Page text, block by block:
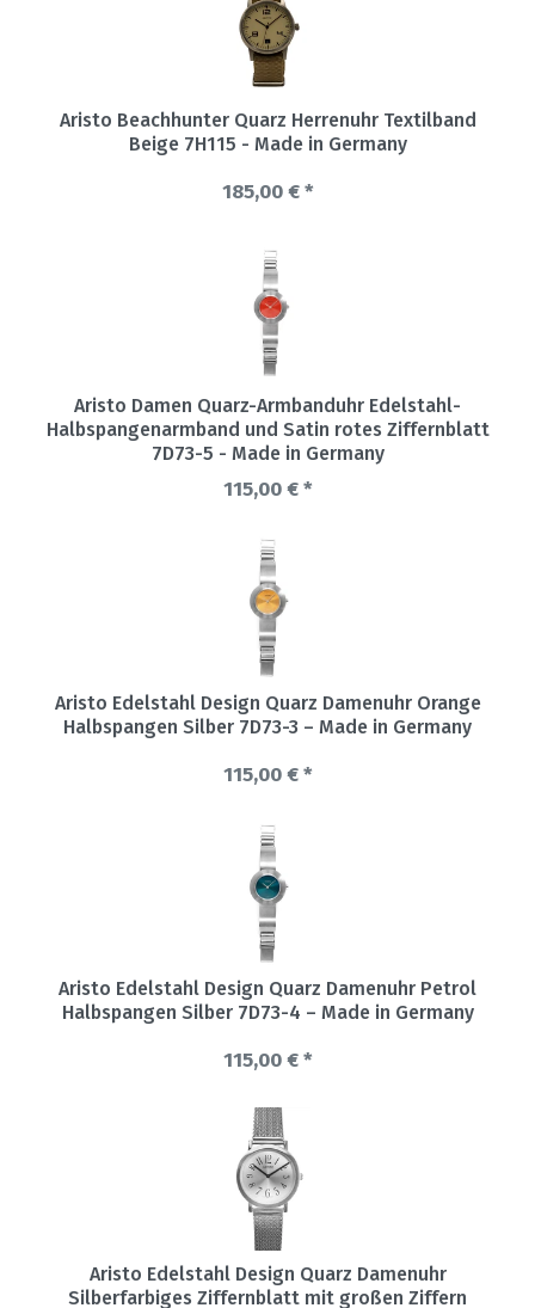
Aristo Beachhunter Quarz Herrenuhr Textilband
Beige 7H115 - Made in Germany
185,00 € *
Aristo Damen Quarz-Armbanduhr Edelstahl-
Halbspangenarmband und Satin rotes Ziffernblatt
7D73-5 - Made in Germany
115,00 € *
Aristo Edelstahl Design Quarz Damenuhr Orange
Halbspangen Silber 7D73-3 – Made in Germany
115,00 € *
Aristo Edelstahl Design Quarz Damenuhr Petrol
Halbspangen Silber 7D73-4 – Made in Germany
115,00 € *
Aristo Edelstahl Design Quarz Damenuhr
Silberfarbiges Ziffernblatt mit großen Ziffern